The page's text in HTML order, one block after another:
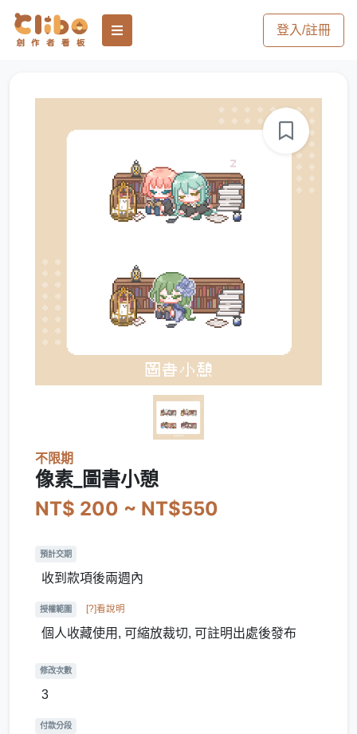
登入/註冊
不限期
像素_圖書小憩
NT$ 200 ~ NT$550
預計交期
收到款項後兩週內
授權範圍 [?]看說明
個人收藏使用, 可縮放裁切, 可註明出處後發布
修改次數
3
付款分段